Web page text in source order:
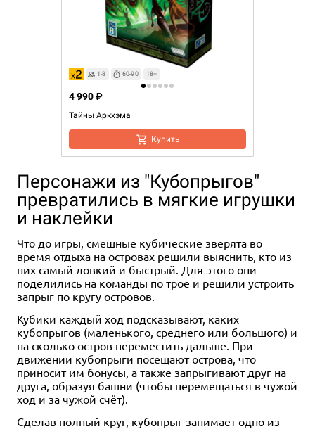
1-8 60-90 18+
Тайны Аркхэма
4 990 ₽
Купить
Персонажи из "Кубопрыгов"
превратились в мягкие игрушки
и наклейки
Что до игры, смешные кубические зверята во
время отдыха на островах решили выяснить, кто из
них самый ловкий и быстрый. Для этого они
поделились на команды по трое и решили устроить
запрыг по кругу островов.
Кубики каждый ход подсказывают, каких
кубопрыгов (маленького, среднего или большого) и
на сколько остров переместить дальше. При
движении кубопрыги посещают острова, что
приносит им бонусы, а также запрыгивают друг на
друга, образуя башни (чтобы перемещаться в чужой
ход и за чужой счёт).
Сделав полный круг, кубопрыг занимает одно из